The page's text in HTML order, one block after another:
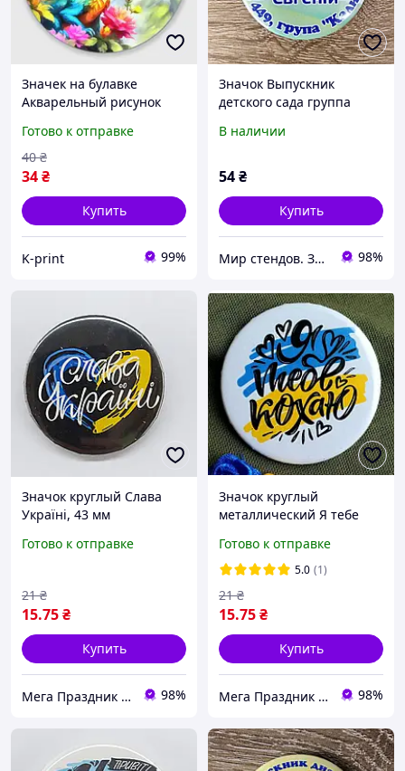
Значек на булавке
Акварельный рисунок
мм)
Готово к отправке
34₴
40 ₴
Купить
K-print 99%
Значок Выпускник
детского сада группа
рисунком)
В наличии
54₴
Купить
Мир стендов. Значки, часы, магниты, детские товары и сувениры 98%
Значок круглый Слава
Україні, 43 мм
Готово к отправке
15.75₴
21 ₴
Купить
Мега Праздник – магазин аксессуаров для праздника и все для оформления воздушными шарами ОПТ. 98%
Значок круглый
металлический Я тебе
Готово к отправке
5.0 (1)
15.75₴
21 ₴
Купить
Мега Праздник – магазин аксессуаров для праздника и все для оформления воздушными шарами ОПТ. 98%